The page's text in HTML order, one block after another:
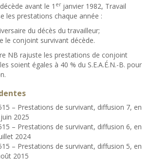
avant le 1 erjanvier 1982, Travail
les prestations chaque année :
du décès du travailleur;
le conjoint survivant décède.
NB rajuste les prestations de conjoint
soient égales à 40 % du S.E.A.É.N.-B. pour
– Prestations de survivant, diffusion 7, en
2025
– Prestations de survivant, diffusion 6, en
2024
– Prestations de survivant, diffusion 5, en
2015